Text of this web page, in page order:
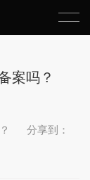
案吗？
分享到：